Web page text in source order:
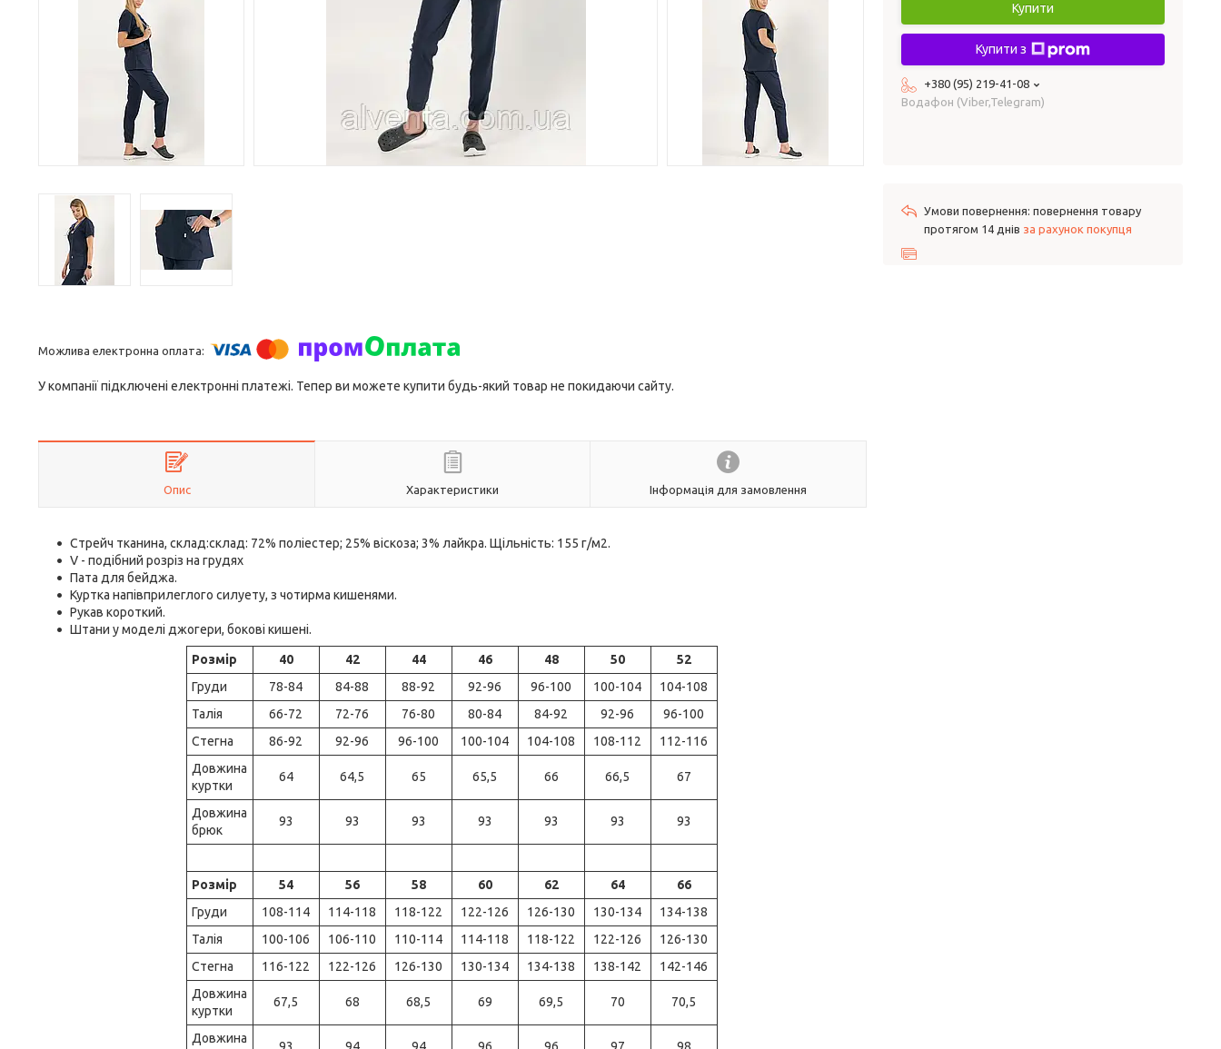
У компанії підключені електронні платежі. Тепер ви можете купити будь-який товар не покидаючи сайту.
Опис Характеристики Інформація для замовлення
Стрейч тканина, склад:склад: 72% поліестер; 25% віскоза; 3% лайкра. Щільність: 155 г/м2.
V - подібний розріз на грудях
Пата для бейджа.
Куртка напівприлеглого силуету, з чотирма кишенями.
Рукав короткий.
Штани у моделі джогери, бокові кишені.
Розмір 40 42 44 46 48 50
52
Груди
78-84 84-88 88-92 92-96 96-100 100-104
104-108
Талія
66-72 72-76 76-80 80-84 84-92 92-96
96-100
Стегна
86-92 92-96 96-100 100-104 104-108 108-112
112-116
Довжина
куртки
64 64,5 65 65,5 66 66,5 67
Довжина
брюк
93 93 93 93 93 93 93
Розмір 54 56 58 60 62 64
66
Груди
108-114 114-118 118-122 122-126 126-130 130-134
134-138
Талія
100-106 106-110 110-114 114-118 118-122 122-126
126-130
Стегна
116-122 122-126 126-130 130-134 134-138 138-142
142-146
Довжина
куртки
67,5 68 68,5 69 69,5 70 70,5
Довжина
Купити
Купити з
+380 (95) 219-41-08
Водафон (Viber,Telegram)
повернення товару
протягом 14 днів за рахунок покупця